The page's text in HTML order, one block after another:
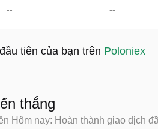
-- --
tiên của bạn trên Poloniex
thắng
Hôm nay: Hoàn thành giao dịch